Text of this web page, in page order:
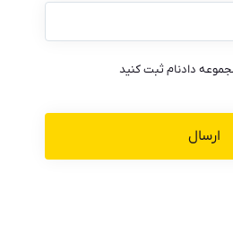
دادنام ثبت کنید